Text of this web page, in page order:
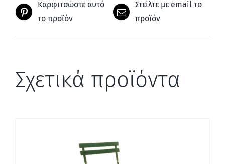
Καρφιτσώστε αυτό
το προϊόν
Στείλτε με email το
προϊόν
Σχετικά προϊόντα